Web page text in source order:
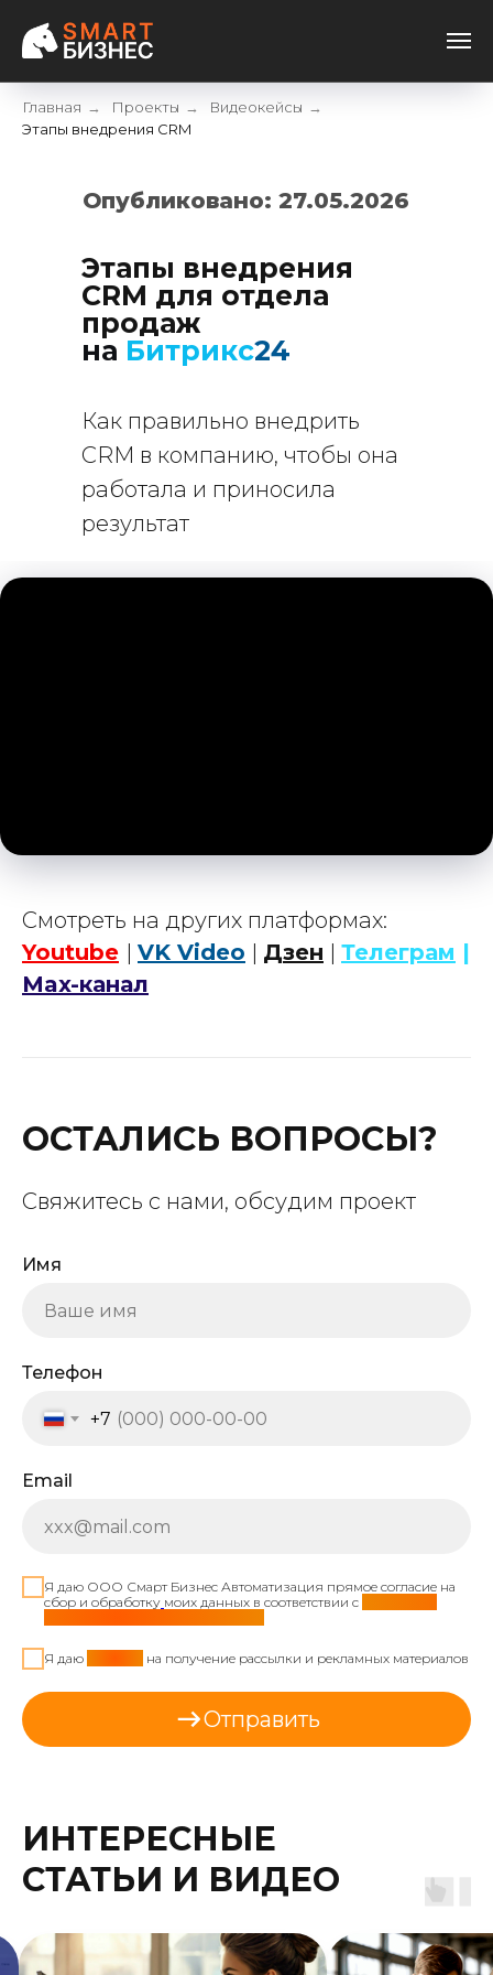
Главная → Проекты → Видеокейсы →
Этапы внедрения CRM
Этапы внедрения
CRM для отдела
продаж
на Битрикс24
Как правильно внедрить
CRM в компанию, чтобы она
работала и приносила
результат
Опубликовано: 27.05.2026
Смотреть на других платформах:
Youtube | VK Video | Дзен | Телеграм |
Max-канал
ОСТАЛИСЬ ВОПРОСЫ?
Свяжитесь с нами, обсудим проект
Имя
Телефон
+7
Email
Я даю ООО Смарт Бизнес Автоматизация прямое согласие на
сбор и обработку моих данных в соответствии с
Я даю на получение рассылки и рекламных материалов
Отправить
ИНТЕРЕСНЫЕ
СТАТЬИ И ВИДЕО